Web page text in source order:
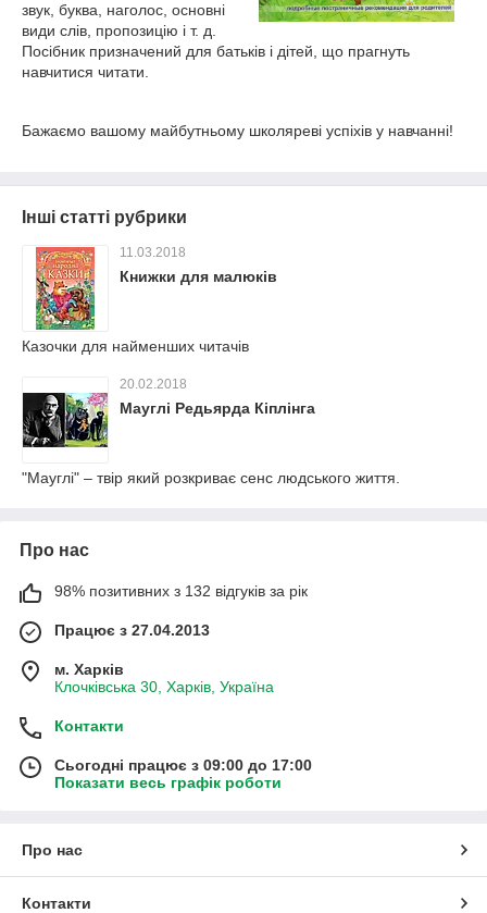
звук, буква, наголос, основні
види слів, пропозицію і т. д.
Посібник призначений для батьків і дітей, що прагнуть
навчитися читати.
Бажаємо вашому майбутньому школяреві успіхів у навчанні!
Інші статті рубрики
11.03.2018
Книжки для малюків
Казочки для найменших читачів
20.02.2018
Мауглі Редьярда Кіплінга
"Мауглі" – твір який розкриває сенс людського життя.
Про нас
98% позитивних з 132 відгуків за рік
Працює з 27.04.2013
м. Харків
Клочківська 30, Харків, Україна
Контакти
Сьогодні працює з 09:00 до 17:00
Показати весь графік роботи
Про нас
Контакти